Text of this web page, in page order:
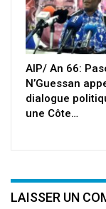
AIP/ An 66:
N’Guessan
dialogue
une Côte…
LAISSER UN